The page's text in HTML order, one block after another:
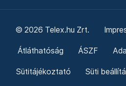
© 2026 Telex.hu Zrt.
Átláthatóság ÁSZF
Sütitájékoztató Süti